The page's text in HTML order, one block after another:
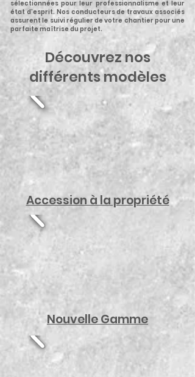
sélectionnées pour leur professionnalisme et leur
état d’esprit. Nos conducteurs de travaux associés
assurent le suivi régulier de votre chantier pour une
parfaite maîtrise du projet.
Découvrez nos
différents modèles
Accession à la propriété
Nouvelle Gamme